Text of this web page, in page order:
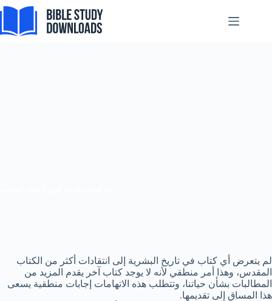
Skip
لم يتعرض أي كتاب في تاريخ البشرية إلى انتقادات أكثر من الكتاب
المقدس، وهذا أمر منطقي لأنه لا يوجد كتاب آخر يقدم المزيد من
المطالبات بشأن حياتنا، وتتطلب هذه الاتهامات إجابات منطقية يسعى
هذا المساق إلى تقديمها.